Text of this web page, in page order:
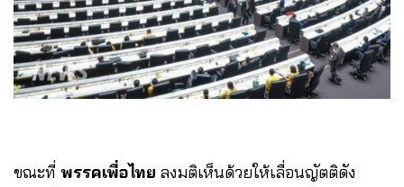
ขณะที่ พรรคเพื่อไทย ลงมติเห็นด้วยให้เลื่อนญัตติดัง